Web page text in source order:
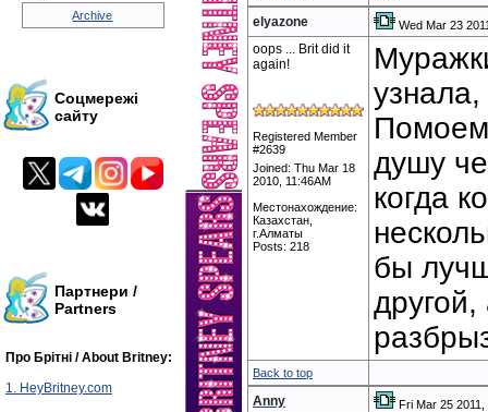
Archive
Соцмережі
сайту
Партнери /
Partners
Про Брітні / About Britney:
1. HeyBritney.com
elyazone Wed Mar 23
oops ... Brit did it
again!
Registered Member
#2639
Joined: Thu Mar 18
2010, 11:46AM
Местонахождение:
Казахстан,
г.Алматы
Posts: 218
душу
когда
бы
Back to top
Anny Fri Mar 25 2011,